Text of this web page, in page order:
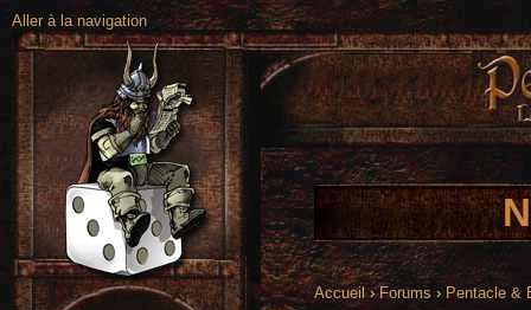
Aller à la navigation
Accueil›Forums › Pentacle &